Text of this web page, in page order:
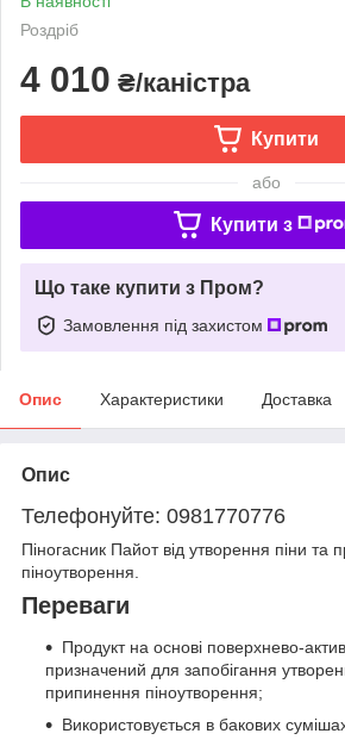
Роздріб
4 010 ₴/каністра
Купити
або
Купити з
Що таке купити з Пром?
Замовлення під захистом
Опис Характеристики Доставка
Опис
Телефонуйте: 0981770776
Піногасник Пайот від утворення піни та
піноутворення.
Переваги
Продукт на основі поверхнево-
призначений для запобігання
припинення піноутворення;
Використовується в бакових